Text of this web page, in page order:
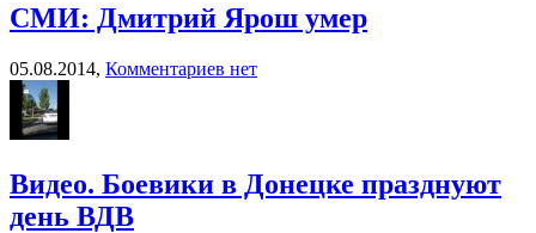
СМИ: Дмитрий Ярош умер
05.08.2014, Комментариев нет
Видео. Боевики в Донецке празднуют
день ВДВ